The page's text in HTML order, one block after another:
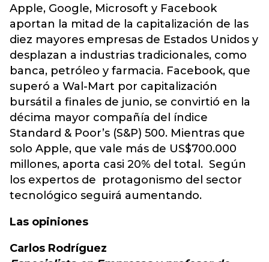
Apple, Google, Microsoft y Facebook
aportan la mitad de la capitalización de las
diez mayores empresas de Estados Unidos y
desplazan a industrias tradicionales, como
banca, petróleo y farmacia. Facebook, que
superó a Wal-Mart por capitalización
bursátil a finales de junio, se convirtió en la
décima mayor compañía del índice
Standard & Poor’s (S&P) 500. Mientras que
solo Apple, que vale más de US$700.000
millones, aporta casi 20% del total. Según
los expertos de protagonismo del sector
tecnológico seguirá aumentando.
Las opiniones
Carlos Rodríguez